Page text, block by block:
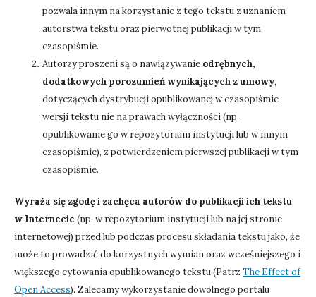
pozwala innym na korzystanie z tego tekstu z uznaniem
autorstwa tekstu oraz pierwotnej publikacji w tym
czasopiśmie.
Autorzy proszeni są o nawiązywanie odrębnych,
dodatkowych porozumień wynikających z umowy,
dotyczących dystrybucji opublikowanej w czasopiśmie
wersji tekstu nie na prawach wyłączności (np.
opublikowanie go w repozytorium instytucji lub w innym
czasopiśmie), z potwierdzeniem pierwszej publikacji w tym
czasopiśmie.
Wyraża się zgodę i zachęca autorów do publikacji ich tekstu
w Internecie (np. w repozytorium instytucji lub na jej stronie
internetowej) przed lub podczas procesu składania tekstu jako, że
może to prowadzić do korzystnych wymian oraz wcześniejszego i
większego cytowania opublikowanego tekstu (Patrz The Effect of
Open Access). Zalecamy wykorzystanie dowolnego portalu